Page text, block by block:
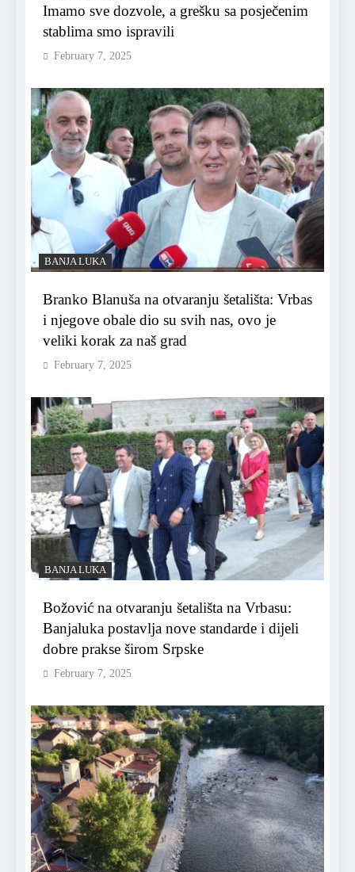
Imamo sve dozvole, a grešku sa posječenim
stablima smo ispravili
February 7, 2025
BANJA LUKA
Branko Blanuša na otvaranju šetališta: Vrbas
i njegove obale dio su svih nas, ovo je
veliki korak za naš grad
February 7, 2025
BANJA LUKA
Božović na otvaranju šetališta na Vrbasu:
Banjaluka postavlja nove standarde i dijeli
dobre prakse širom Srpske
February 7, 2025